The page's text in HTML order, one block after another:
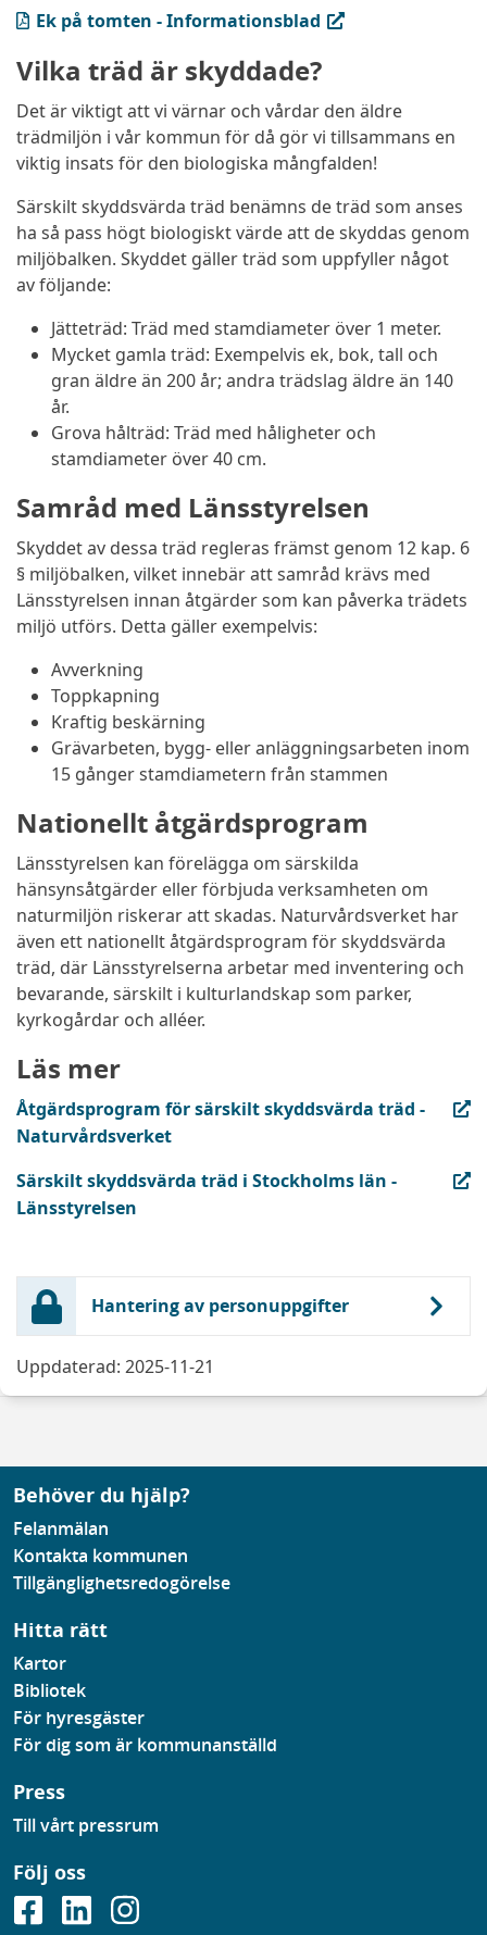
Ek på tomten - Informationsblad
(PDF, öppnas i ny flik)
Vilka träd är skyddade?
Det är viktigt att vi värnar och vårdar den äldre
trädmiljön i vår kommun för då gör vi tillsammans en
viktig insats för den biologiska mångfalden!
Särskilt skyddsvärda träd benämns de träd som anses
ha så pass högt biologiskt värde att de skyddas genom
miljöbalken. Skyddet gäller träd som uppfyller något
av följande:
Jätteträd: Träd med stamdiameter över 1 meter.
Mycket gamla träd: Exempelvis ek, bok, tall och
gran äldre än 200 år; andra trädslag äldre än 140
år.
Grova hålträd: Träd med håligheter och
stamdiameter över 40 cm.
Samråd med Länsstyrelsen
Skyddet av dessa träd regleras främst genom 12 kap. 6
§ miljöbalken, vilket innebär att samråd krävs med
Länsstyrelsen innan åtgärder som kan påverka trädets
miljö utförs. Detta gäller exempelvis:
Avverkning
Toppkapning
Kraftig beskärning
Grävarbeten, bygg- eller anläggningsarbeten inom
15 gånger stamdiametern från stammen
Nationellt åtgärdsprogram
Länsstyrelsen kan förelägga om särskilda
hänsynsåtgärder eller förbjuda verksamheten om
naturmiljön riskerar att skadas. Naturvårdsverket har
även ett nationellt åtgärdsprogram för skyddsvärda
träd, där Länsstyrelserna arbetar med inventering och
bevarande, särskilt i kulturlandskap som parker,
kyrkogårdar och alléer.
Läs mer
Åtgärdsprogram för särskilt skyddsvärda träd -
Naturvårdsverket
(extern länk, öppnas i ny flik)
Särskilt skyddsvärda träd i Stockholms län -
Länsstyrelsen
(extern länk, öppnas i ny flik)
Hantering av personuppgifter
Uppdaterad: 2025-11-21
Behöver du hjälp?
Felanmälan
Kontakta kommunen
Tillgänglighetsredogörelse
Hitta rätt
Kartor
Bibliotek
För hyresgäster
För dig som är kommunanställd
Press
Till vårt pressrum
Följ oss